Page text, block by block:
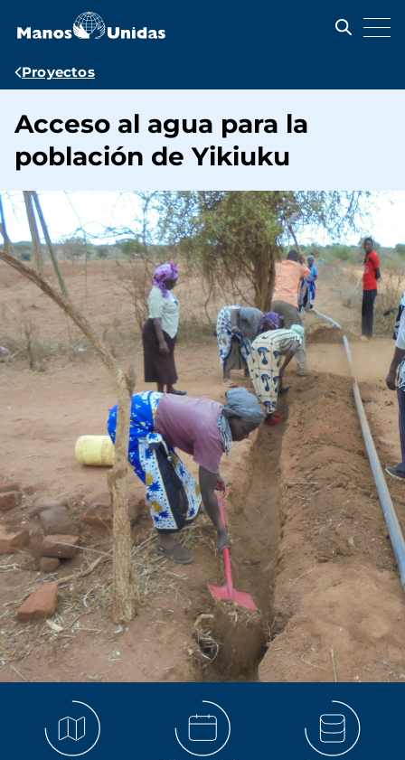
contenido
Ruta
navegación
Proyectos
Acceso al agua para la
población de Yikiuku